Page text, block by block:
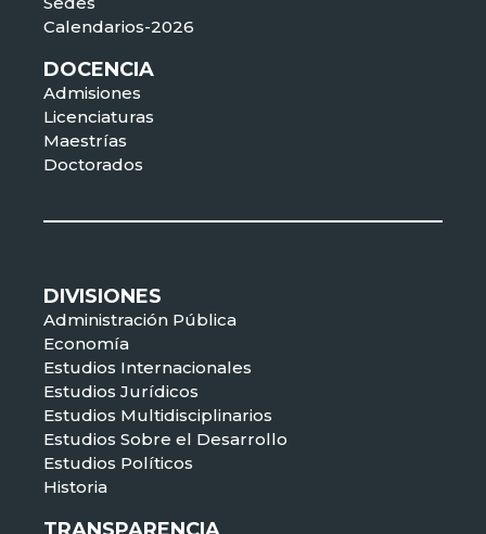
Calendarios-2026
DOCENCIA
Admisiones
Licenciaturas
Maestrías
Doctorados
DIVISIONES
Administración Pública
Economía
Estudios Internacionales
Estudios Jurídicos
Estudios Multidisciplinarios
Estudios Sobre el Desarrollo
Estudios Políticos
Historia
TRANSPARENCIA